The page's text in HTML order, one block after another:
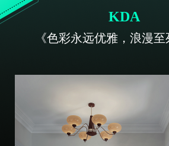
KDA
《色彩永远优雅，浪漫